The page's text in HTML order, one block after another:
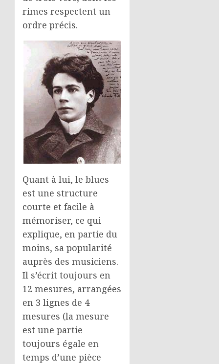
rimes respectent un
ordre précis.
Quant à lui, le blues
est une structure
courte et facile à
mémoriser, ce qui
explique, en partie du
moins, sa popularité
auprès des musiciens.
Il s’écrit toujours en
12 mesures, arrangées
en 3 lignes de 4
mesures (la mesure
est une partie
toujours égale en
temps d’une pièce